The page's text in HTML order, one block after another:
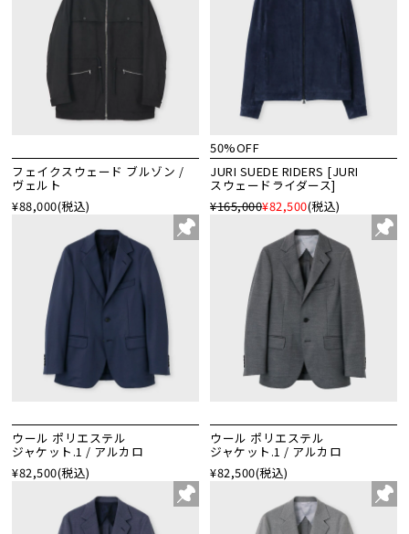
フェイクスウェード ブルゾン /
ヴェルト
¥88,000(税込)
50%OFF
JURI SUEDE RIDERS [JURI
スウェードライダース]
¥165,000¥82,500(税込)
ウール ポリエステル
ジャケット.1 / アルカロ
¥82,500(税込)
ウール ポリエステル
ジャケット.1 / アルカロ
¥82,500(税込)